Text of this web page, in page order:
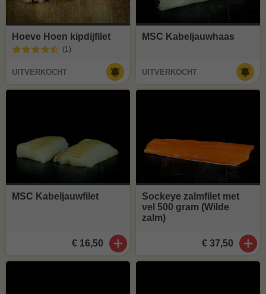
Hoeve Hoen kipdijfilet
(1)
UITVERKOCHT
MSC Kabeljauwhaas
UITVERKOCHT
MSC Kabeljauwfilet
€ 16,50
Sockeye zalmfilet met
vel 500 gram (Wilde
zalm)
€ 37,50